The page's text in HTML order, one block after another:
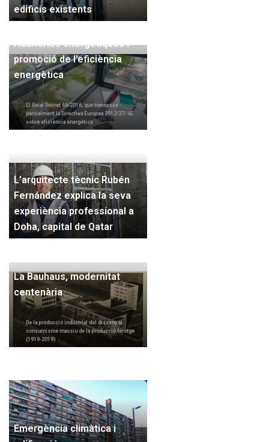
edificis existents
Auditories energètiques i
promoció de l’eficiència
energètica
El Reial Decret 56/2016, que transposa
parcialment la Directiva Europea 2012/27/ UE
sobre eficiència energètica
L’arquitecte tècnic Rubén
Fernández explica la seva
experiència professional a
Doha, capital de Qatar
La Bauhaus, modernitat
centenària
De la producció industrial del disseny al
consumisme massiu de la producció ferotge
(1919-2019)
Emergència climàtica i